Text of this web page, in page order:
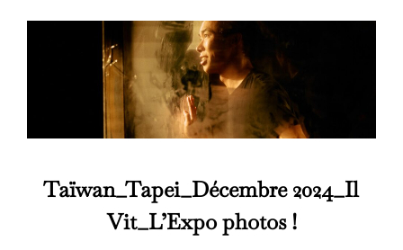
Taïwan_Tapei_Décembre 2024_Il
Vit_L’Expo photos !